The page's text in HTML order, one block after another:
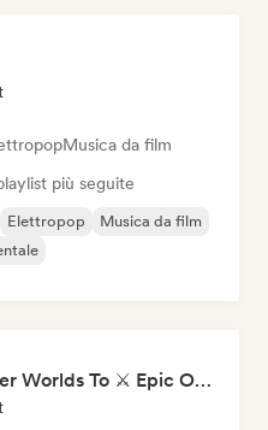
Musica da film
più seguite
Elettropop
Musica da film
Music to Conquer Worlds To ⚔️ Epic Orchestral, Cinematic & Trailer Music